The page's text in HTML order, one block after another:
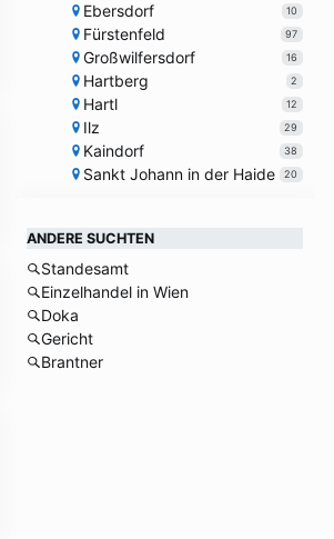
Ebersdorf 10
Fürstenfeld 97
Großwilfersdorf 16
Hartberg 2
Hartl 12
Ilz 29
Kaindorf 38
Sankt Johann in der Haide 20
ANDERE SUCHTEN
Standesamt
Einzelhandel in Wien
Doka
Gericht
Brantner